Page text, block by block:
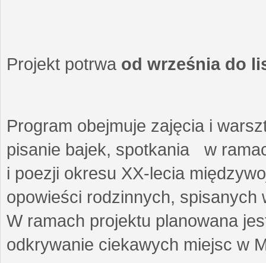
Projekt potrwa od września do
Program obejmuje zajęcia i
pisanie bajek, spotkania w
i poezji okresu XX-lecia
opowieści rodzinnych,
W ramach projektu planowana
odkrywanie ciekawych miejsc w